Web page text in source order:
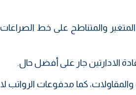
والمتناطح على خط الصراعات
الادارتين جار على أفضل حال.
كما مدفوعات الرواتب لا